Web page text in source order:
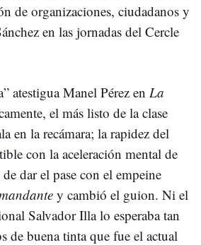
de organizaciones, ciudadanos y
en las jornadas del Cercle
atestigua Manel Pérez en La
el más listo de la clase
en la recámara; la rapidez del
con la aceleración mental de
dar el pase con el empeine
y cambió el guion. Ni el
Salvador Illa lo esperaba tan
de buena tinta que fue el actual